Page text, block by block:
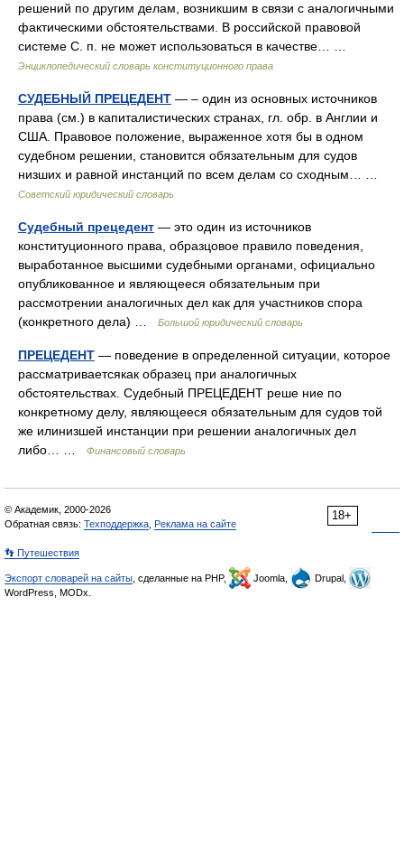
решений по другим делам, возникшим в связи с аналогичными
фактическими обстоятельствами. В российской правовой
системе С. п. не может использоваться в качестве… …
Энциклопедический словарь конституционного права
СУДЕБНЫЙ ПРЕЦЕДЕНТ — – один из основных источников
права (см.) в капиталистических странах, гл. обр. в Англии и
США. Правовое положение, выраженное хотя бы в одном
судебном решении, становится обязательным для судов
низших и равной инстанций по всем делам со сходным… …
Советский юридический словарь
Судебный прецедент — это один из источников
конституционного права, образцовое правило поведения,
выработанное высшими судебными органами, официально
опубликованное и являющееся обязательным при
рассмотрении аналогичных дел как для участников спора
(конкретного дела) …
Большой юридический словарь
ПРЕЦЕДЕНТ — поведение в определенной ситуации, которое
рассматриваетсякак образец при аналогичных
обстоятельствах. Судебный ПРЕЦЕДЕНТ реше ние по
конкретному делу, являющееся обязательным для судов той
же илинизшей инстанции при решении аналогичных дел
либо… …
Финансовый словарь
18+
© Академик, 2000-2026
Обратная связь: Техподдержка Реклама на сайте
👣 Путешествия
Экспорт словарей на сайты , сделанные на PHP, Joomla,
Drupal,
WordPress, MODx.